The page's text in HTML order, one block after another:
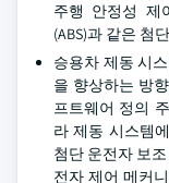
주행 안정성 제
(ABS)과 같은 첨
승용차 제동 시
을 향상하는 방
프트웨어 정의
라 제동 시스템
첨단 운전자 보
전자 제어 메커